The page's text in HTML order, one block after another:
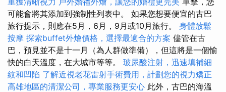
可能會將其添加到強制性列表中。 如果您想要便宜的古巴
旅行提示，則應在5月，6月，9月或10月旅行。 身體放鬆
按摩 探索buffet外燴價格，選擇最適合的方案 儘管在古
巴，預見並不是十一月（為人群做準備），但這將是一個愉
快的白天溫度，在大城市等等。 玻尿酸注射，迅速填補細
紋和凹陷 了解近視老花雷射手術費用，計劃您的視力矯正
高雄地區的清潔公司，專業服務更安心 此外，古巴的海溫